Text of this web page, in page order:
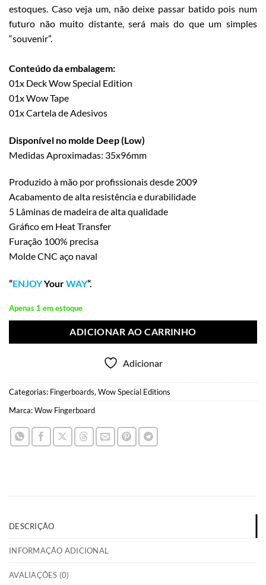
estoques. Caso veja um, não deixe passar batido pois num
futuro não muito distante, será mais do que um simples
“souvenir”.
Conteúdo da embalagem:
01x Deck Wow Special Edition
01x Wow Tape
01x Cartela de Adesivos
Disponível no molde Deep (Low)
Medidas Aproximadas: 35x96mm
Produzido à mão por profissionais desde 2009
Acabamento de alta resistência e durabilidade
5 Lâminas de madeira de alta qualidade
Gráfico em Heat Transfer
Furação 100% precisa
Molde CNC aço naval
“ENJOYYourWAY“.
Apenas 1 em estoque
ADICIONAR AO CARRINHO
Adicionar
Categorias: Fingerboards,Wow Special Editions
Marca:Wow Fingerboard
DESCRIÇÃO
INFORMAÇÃO ADICIONAL
AVALIAÇÕES (0)